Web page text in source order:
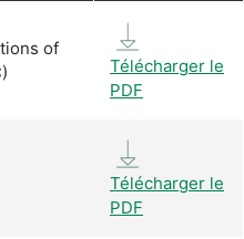
of
Télécharger le
PDF
Télécharger le
PDF